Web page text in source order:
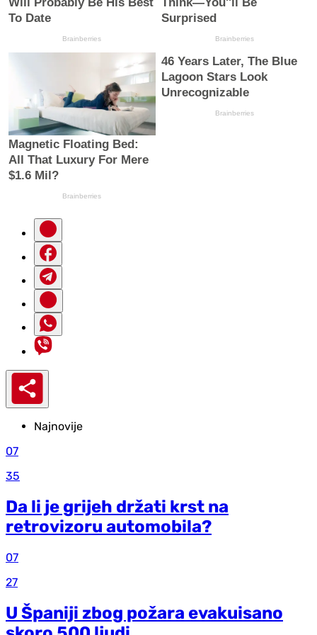
Najnovije
07
35
Da li je grijeh držati krst na
retrovizoru automobila?
07
27
U Španiji zbog požara evakuisano